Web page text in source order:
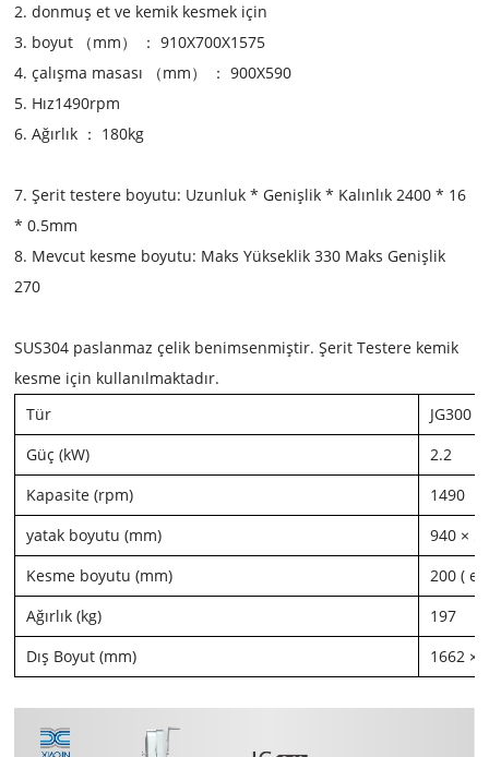
2. donmuş et ve kemik kesmek için
3. boyut （mm） ： 910X700X1575
4. çalışma masası （mm） ： 900X590
5. Hız1490rpm
6. Ağırlık ： 180kg
7. Şerit testere boyutu: Uzunluk * Genişlik * Kalınlık 2400 * 16
* 0.5mm
8. Mevcut kesme boyutu: Maks Yükseklik 330 Maks Genişlik
270
SUS304 paslanmaz çelik benimsenmiştir. Şerit Testere kemik
kesme için kullanılmaktadır.
Tür
JG300
Güç (kW)
2.2
Kapasite (rpm)
1490
yatak boyutu (mm)
940 ×
Kesme boyutu (mm)
200 (
Ağırlık (kg)
197
Dış Boyut (mm)
1662 ×